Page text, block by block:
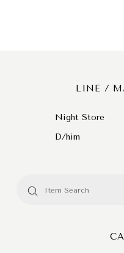
LINE /
Night Store
D/him